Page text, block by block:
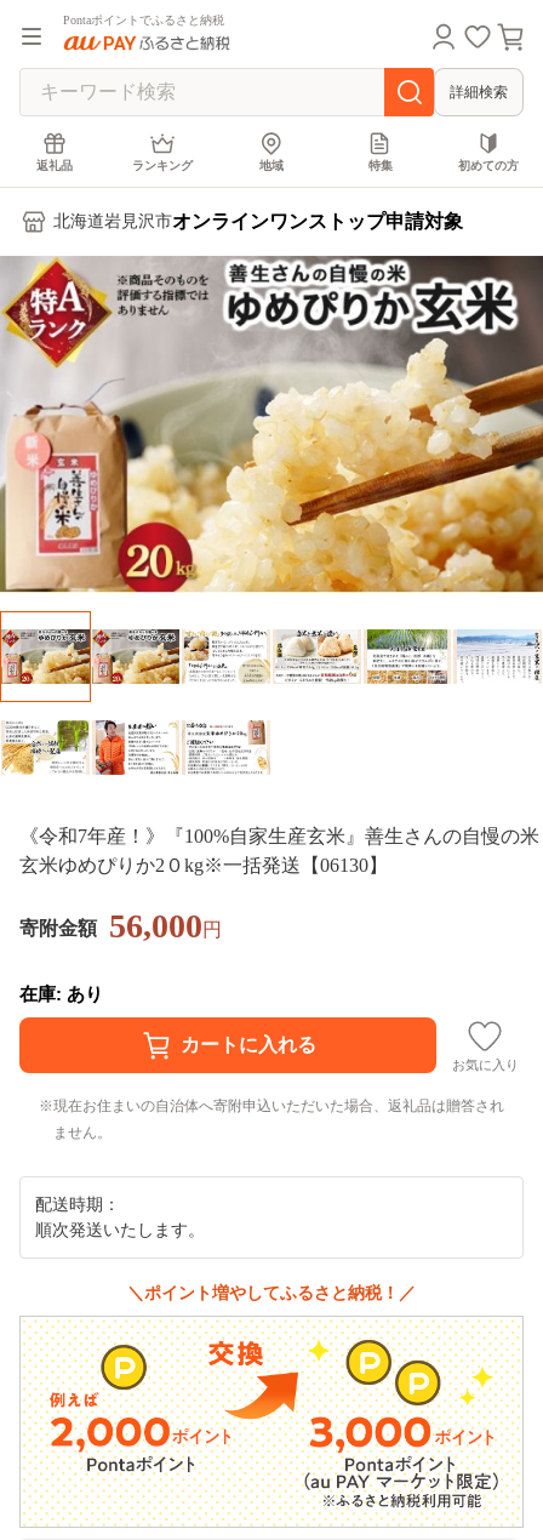
Pontaポイントでふるさと納税
詳細検索
返礼品 ランキング 地域 特集 初めての方
北海道岩見沢市オンラインワンストップ申請対象
《令和7年産！》『100%自家生産玄米』善生さんの自慢の米
玄米ゆめぴりか2０kg※一括発送【06130】
寄附金額 56,000円
在庫: あり
お気に入り
現在お住まいの自治体へ寄附申込いただいた場合、返礼品は贈答され
ません。
配送時期：
順次発送いたします。
＼ポイント増やしてふるさと納税！／